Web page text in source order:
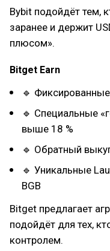
Bybit подойдёт тем,
заранее и держит
плюсом».
Bitget Earn
🔹
🔹 Специальные
выше 18 %
🔹 Обратный
🔹 Уникальные
BGB
Bitget предлагает
подойдёт для тех,
контролем.